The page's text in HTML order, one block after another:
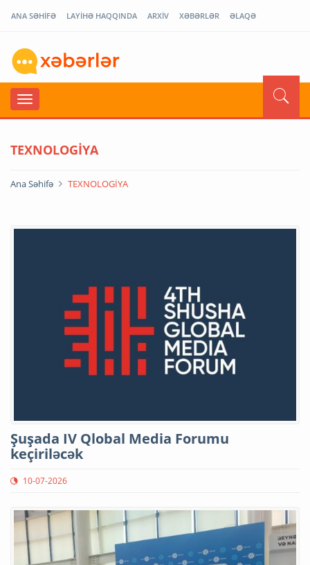
ANA SƏHİFƏ LAYİHƏ HAQQINDA ARXİV XƏBƏRLƏR ƏLAQƏ
TEXNOLOGİYA
Ana Səhifə TEXNOLOGİYA
Şuşada IV Qlobal Media Forumu
keçiriləcək
10-07-2026